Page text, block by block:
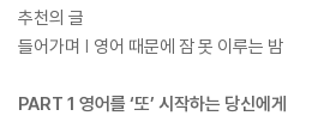
추천의 글
들어가며 | 영어 때문에 잠 못 이루는 밤
PART 1 영어를 ‘또’ 시작하는 당신에게